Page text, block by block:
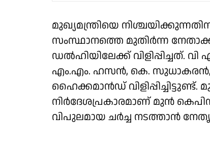
മുഖ്യമന്ത്രിയെ
സംസ്ഥാനത്തെ മുതിർന്ന
ഡൽഹിയിലേക്ക് വിളിപ്പിച്ചത്.
എം.എം. ഹസൻ, കെ. സുധാകരൻ,
ഹൈക്കമാൻഡ്
നിർദേശപ്രകാരമാണ് മുൻ
വിപുലമായ ചർച്ച നടത്താൻ